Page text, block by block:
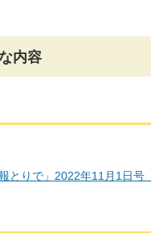
内容
報とりで」2022年11月1日